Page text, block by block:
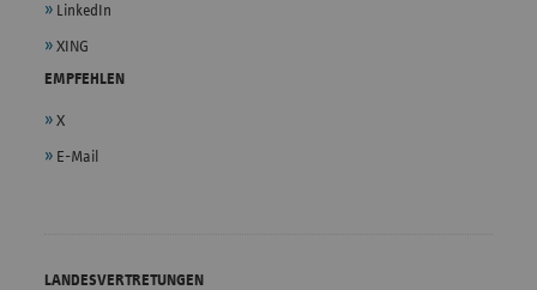
LinkedIn
XING
EMPFEHLEN
X
E-Mail
LANDESVERTRETUNGEN